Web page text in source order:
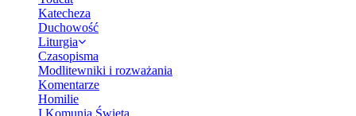
Katecheza
Duchowość
Liturgia
Czasopisma
Modlitewniki i rozważania
Komentarze
Homilie
I Komunia Święta